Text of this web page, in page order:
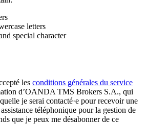
letters
special character
les conditions générales du service
d’OANDA TMS Brokers S.A., qui
je serai contacté·e pour recevoir une
téléphonique pour la gestion de
que je peux me désabonner de ce